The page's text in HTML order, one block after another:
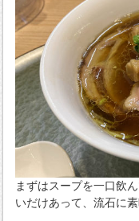
まずはスープを一口飲
いだけあって、流石に